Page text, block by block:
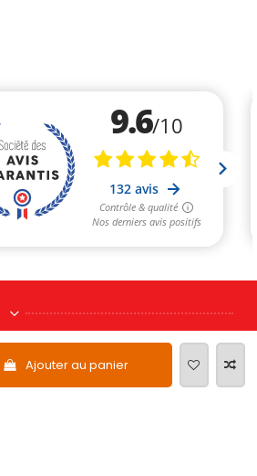
Ajouter au panier